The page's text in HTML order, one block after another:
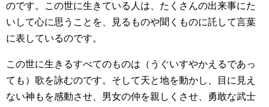
のです。この世に生きている人は、たくさんの出来事にた
いして心に思うことを、見るものや聞くものに託して言葉
に表しているのです。
この世に生きるすべてのものは（うぐいすやかえるであっ
ても）歌を詠むのです。そして天と地を動かし、目に見え
ない神もを感動させ、男女の仲を親しくさせ、勇敢な武士